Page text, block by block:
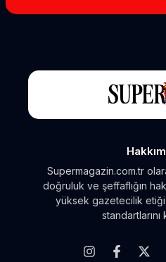
Supermagazin.com.tr
doğruluk ve şeffaflığın
yüksek gazetecilik